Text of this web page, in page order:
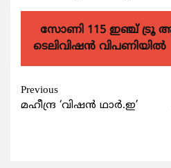
സോണി 115 ഇഞ്ച് ട്രൂ
ടെലിവിഷൻ വിപണിയിൽ
Continue
Reading
Previous
മഹീന്ദ്ര ‘വിഷന്‍ ഥാര്‍.ഇ’